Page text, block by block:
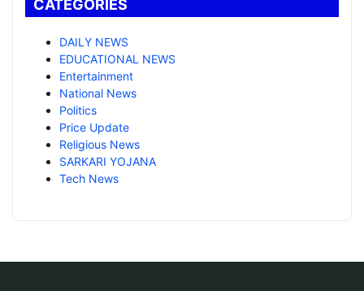
CATEGORIES
DAILY NEWS
EDUCATIONAL NEWS
Entertainment
National News
Politics
Price Update
Religious News
SARKARI YOJANA
Tech News